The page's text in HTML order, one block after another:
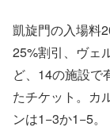
凱旋門の入場料
25%割引、ヴェ
ど、14の施設で
たチケット。カ
ンは1−3か1−5。